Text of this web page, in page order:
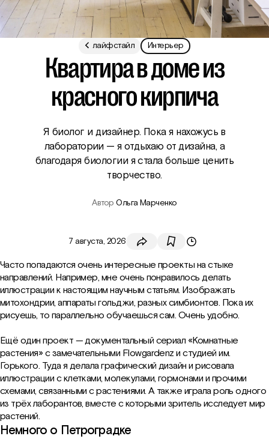
о мире
карьера
лайфстайл Интерьер
Квартира в доме из
красного кирпича
Я биолог и дизайнер. Пока я нахожусь в
лаборатории — я отдыхаю от дизайна, а
благодаря биологии я стала больше ценить
творчество.
АвторОльга Марченко
7 августа, 2026
Скопировать ссылку
VK
WhatsApp
Одноклассники
Часто попадаются очень интересные проекты на стыке
направлений. Например, мне очень понравилось делать
иллюстрации к настоящим научным статьям. Изображать
митохондрии, аппараты гольджи, разных симбионтов. Пока их
рисуешь, то параллельно обучаешься сам. Очень удобно.
Ещё один проект — документальный сериал «Комнатные
растения» с замечательными Flowgardenz и студией им.
Горького. Туда я делала графический дизайн и рисовала
иллюстрации с клетками, молекулами, гормонами и прочими
схемами, связанными с растениями. А также играла роль одного
из трёх лаборантов, вместе с которыми зритель исследует мир
растений.
Немного о Петроградке